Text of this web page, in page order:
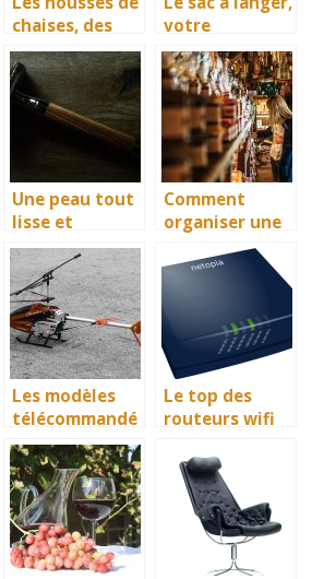
chaises, des
accessoires
idéals pour
protéger vos
investissement
votre
partenaire
confort dans
vos sorties
avec bébé
Une peau tout
lisse et
immaculée,
avec l’épilation
Comment
organiser une
shopping entre
Les modèles
télécommandé
s, plus
sophistiqués
que jamais!
Le top des
routeurs wifi